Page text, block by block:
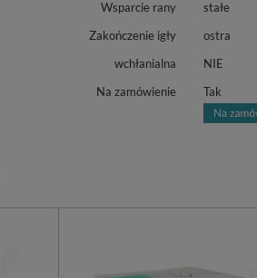
Wsparcie rany
stałe
Zakończenie igły
ostra
wchłanialna
NIE
Na zamówienie
Tak